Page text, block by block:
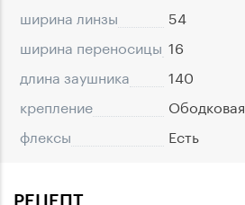
ширина линзы
54
ширина переносицы 16
длина заушника
140
крепление
Ободковая
флексы
Есть